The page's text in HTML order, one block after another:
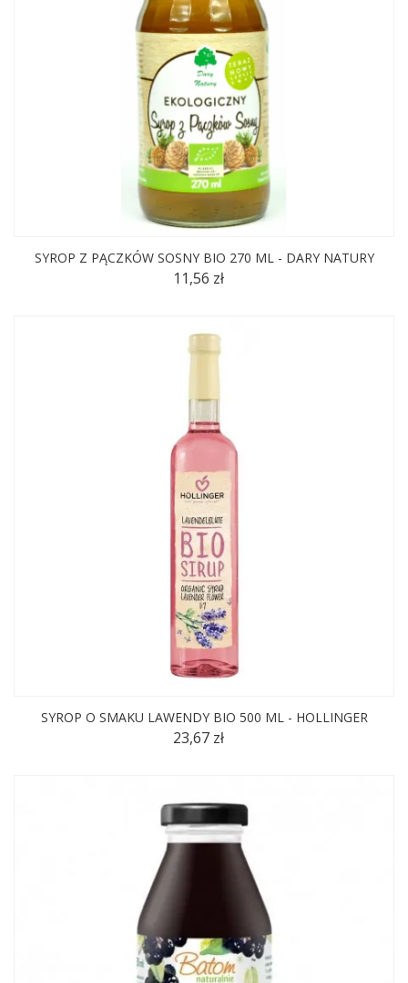
SYROP Z PĄCZKÓW SOSNY BIO 270 ML - DARY NATURY
11,56 zł
SYROP O SMAKU LAWENDY BIO 500 ML - HOLLINGER
23,67 zł